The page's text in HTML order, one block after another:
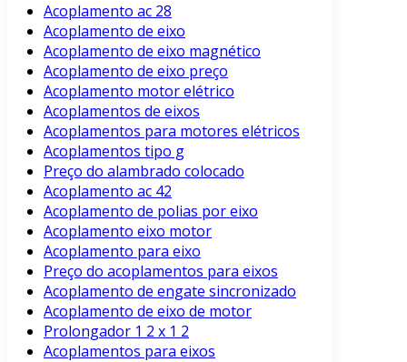
Acoplamento ac 28
Acoplamento de eixo
Acoplamento de eixo magnético
Acoplamento de eixo preço
Acoplamento motor elétrico
Acoplamentos de eixos
Acoplamentos para motores elétricos
Acoplamentos tipo g
Preço do alambrado colocado
Acoplamento ac 42
Acoplamento de polias por eixo
Acoplamento eixo motor
Acoplamento para eixo
Preço do acoplamentos para eixos
Acoplamento de engate sincronizado
Acoplamento de eixo de motor
Prolongador 1 2 x 1 2
Acoplamentos para eixos